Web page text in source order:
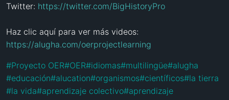
Twitter: https://twitter.com/BigHistoryPro
https://alugha.com/oerprojectlearning
#Proyecto OER#OER#idiomas#multilingüe#alugha
#educación#alucation#organismos#científicos#la tierra
#la vida#aprendizaje colectivo#aprendizaje